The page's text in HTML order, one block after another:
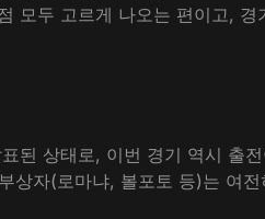
모두 고르게 나오는 편이고,
된 상태로, 이번 경기 역시 출
상자(로마냐, 볼포토 등)는 여